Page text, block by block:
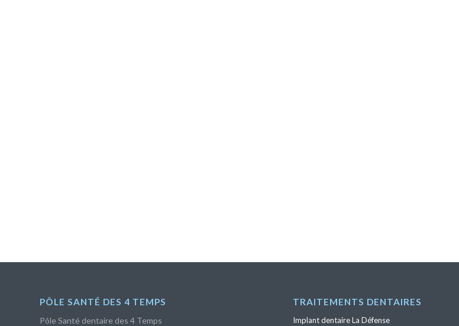
PÔLE SANTÉ DES 4 TEMPS
Pôle Santé dentaire des 4 Temps
TRAITEMENTS DENTAIRES
Implant dentaire La Défense